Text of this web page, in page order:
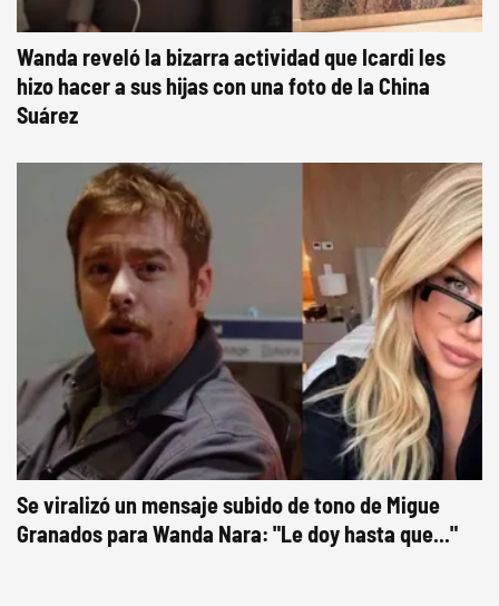
Wanda reveló la bizarra actividad que Icardi les
hizo hacer a sus hijas con una foto de la China
Suárez
Se viralizó un mensaje subido de tono de Migue
Granados para Wanda Nara: "Le doy hasta que..."